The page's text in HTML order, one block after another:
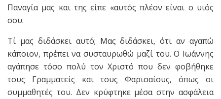
Παναγία μας και της είπε «αυτός πλέον είναι ο υιός
σου.
Τί μας διδάσκει αυτό; Μας διδάσκει, ότι αν αγαπώ
κάποιον, πρέπει να συσταυρωθώ μαζί του. Ο Ιωάννης
αγάπησε τόσο πολύ τον Χριστό που δεν φοβήθηκε
τους Γραμματείς και τους Φαρισαίους, όπως οι
συμμαθητές του. Δεν κρύφτηκε μέσα στην ασφάλεια